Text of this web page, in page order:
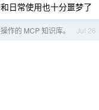
日常使用也十分噩梦了
Jul 26
作的 MCP 知识库。